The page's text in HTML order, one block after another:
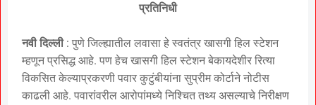
प्रतिनिधी
नवी दिल्ली: पुणे जिल्ह्यातील लवासा हे स्वतंत्र खासगी हिल स्टेशन
म्हणून प्रसिद्ध आहे. पण हेच खासगी हिल स्टेशन बेकायदेशीर रित्या
विकसित केल्याप्रकरणी पवार कुटुंबीयांना सुप्रीम कोर्टाने नोटीस
काढली आहे. पवारांवरील आरोपांमध्ये निश्चित तथ्य असल्याचे निरीक्षण